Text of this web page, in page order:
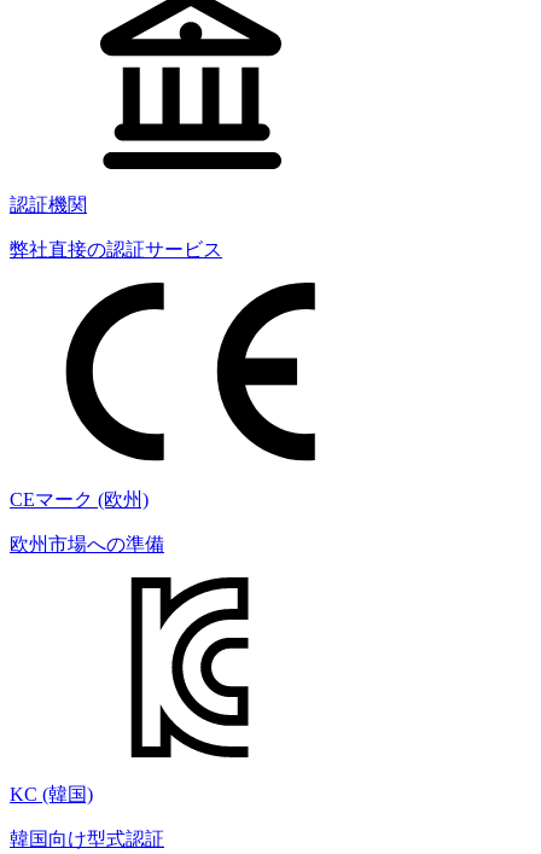
認証機関
弊社直接の認証サービス
CEマーク (欧州)
欧州市場への準備
KC (韓国)
韓国向け型式認証